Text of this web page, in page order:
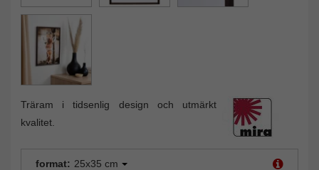
Träram i tidsenlig design och utmärkt
kvalitet.
format: 25x35 cm